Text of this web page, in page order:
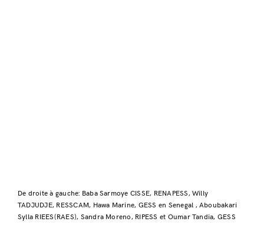
De droite à gauche: Baba Sarmoye CISSE, RENAPESS, Willy
TADJUDJE, RESSCAM, Hawa Marine, GESS en Senegal , Aboubakari
Sylla RIEES(RAES), Sandra Moreno, RIPESS et Oumar Tandia, GESS